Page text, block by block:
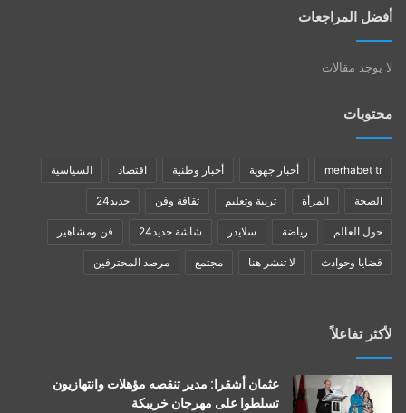
أفضل المراجعات
لا يوجد مقالات
محتويات
merhabet tr أخبار جهوية أخبار وطنية اقتصاد السياسية
الصحة المرأة تربية وتعليم ثقافة وفن جديد24
حول العالم رياضة سلايدر شاشة جديد24 فن ومشاهير
قضايا وحوادث لا تنشر هنا مجتمع مرصد المحترفين
لأكثر تفاعلاً
عثمان أشقرا: مدير تنقصه مؤهلات وانتهازيون
تسلطوا على مهرجان خريبكة